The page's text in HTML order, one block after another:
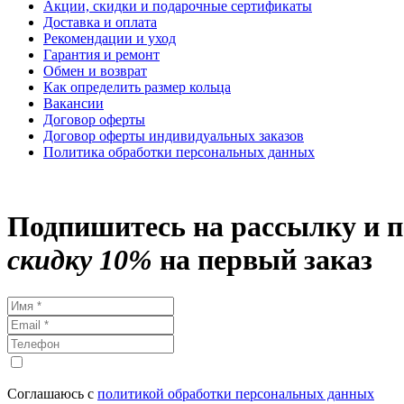
Акции, скидки и подарочные сертификаты
Доставка и оплата
Рекомендации и уход
Гарантия и ремонт
Обмен и возврат
Как определить размер кольца
Вакансии
Договор оферты
Договор оферты индивидуальных заказов
Политика обработки персональных данных
Подпишитесь на рассылку и
скидку 10% на первый заказ
Соглашаюсь с политикой обработки персональных данных